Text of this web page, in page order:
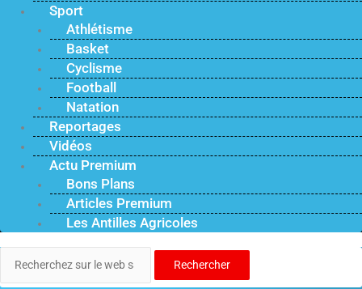
Sport
Athlétisme
Basket
Cyclisme
Football
Natation
Reportages
Vidéos
Actu Premium
Bons Plans
Articles Premium
Les Antilles Agricoles
Rechercher